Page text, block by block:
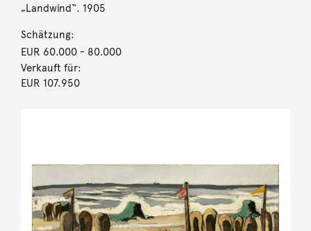
„Landwind“. 1905
Schätzung:
EUR 60.000- 80.000
Verkauft für:
EUR 107.950